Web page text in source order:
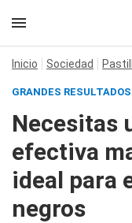
Inicio Sociedad
GRANDES RESULTADOS
Necesitas
efectiva
ideal para
negros